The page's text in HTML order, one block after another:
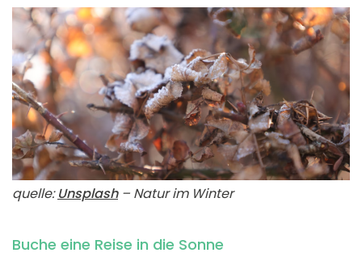
quelle:Unsplash– Natur im Winter
Buche eine Reise in die Sonne